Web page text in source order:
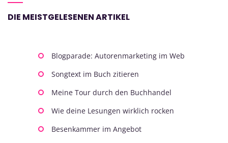
DIE MEISTGELESENEN ARTIKEL
Blogparade: Autorenmarketing im Web
Songtext im Buch zitieren
Meine Tour durch den Buchhandel
Wie deine Lesungen wirklich rocken
Besenkammer im Angebot